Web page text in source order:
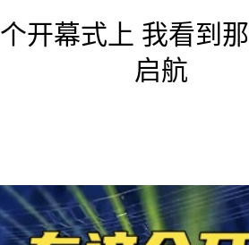
个开幕式上 我看到
启航